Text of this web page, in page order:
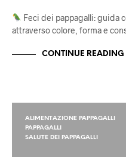
Feci dei pappagalli: guida
attraverso colore, forma e
CONTINUE READING
ALIMENTAZIONE PAPPAGALLI
PAPPAGALLI
SALUTE DEI PAPPAGALLI